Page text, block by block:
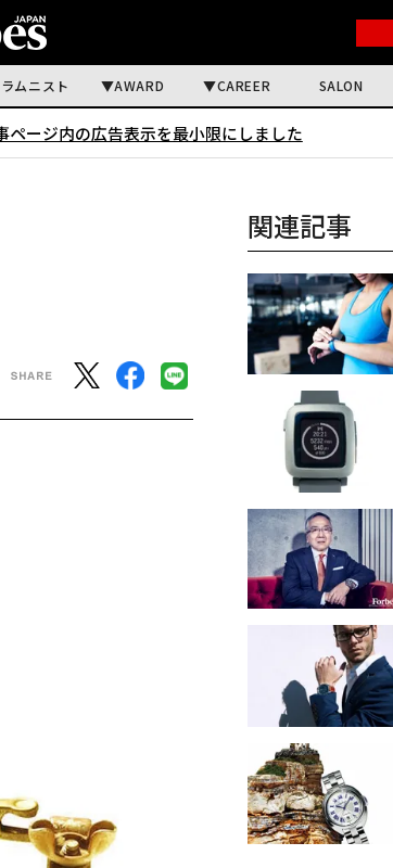
ムニスト AWARD CAREER SALON
ページ内の広告表示を最小限にしました
関連記事